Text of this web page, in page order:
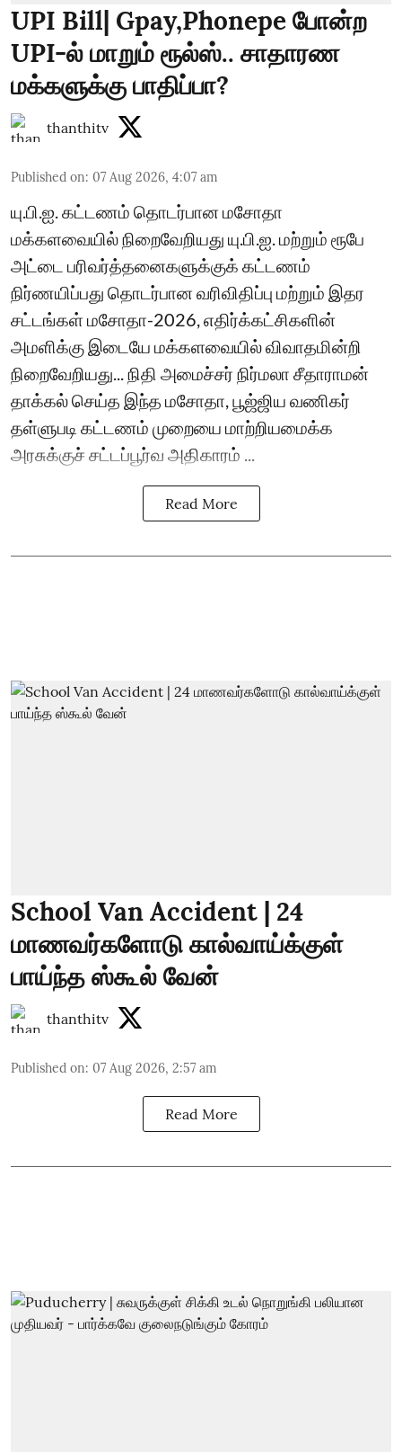
UPI Bill| Gpay,Phonepe போன்ற
UPI-ல் மாறும் ரூல்ஸ்.. சாதாரண
மக்களுக்கு பாதிப்பா?
thanthitv
Published on: 07 Aug 2026, 4:07 am
யு.பி.ஐ. கட்டணம் தொடர்பான மசோதா
மக்களவையில் நிறைவேறியது யு.பி.ஐ. மற்றும் ரூபே
அட்டை பரிவர்த்தனைகளுக்குக் கட்டணம்
நிர்ணயிப்பது தொடர்பான வரிவிதிப்பு மற்றும் இதர
சட்டங்கள் மசோதா-2026, எதிர்க்கட்சிகளின்
அமளிக்கு இடையே மக்களவையில் விவாதமின்றி
நிறைவேறியது... நிதி அமைச்சர் நிர்மலா சீதாராமன்
தாக்கல் செய்த இந்த மசோதா, பூஜ்ஜிய வணிகர்
தள்ளுபடி கட்டணம் முறையை மாற்றியமைக்க
அரசுக்குச் சட்டப்பூர்வ அதிகாரம் ...
Read More
School Van Accident | 24
மாணவர்களோடு கால்வாய்க்குள்
பாய்ந்த ஸ்கூல் வேன்
thanthitv
Published on: 07 Aug 2026, 2:57 am
Read More